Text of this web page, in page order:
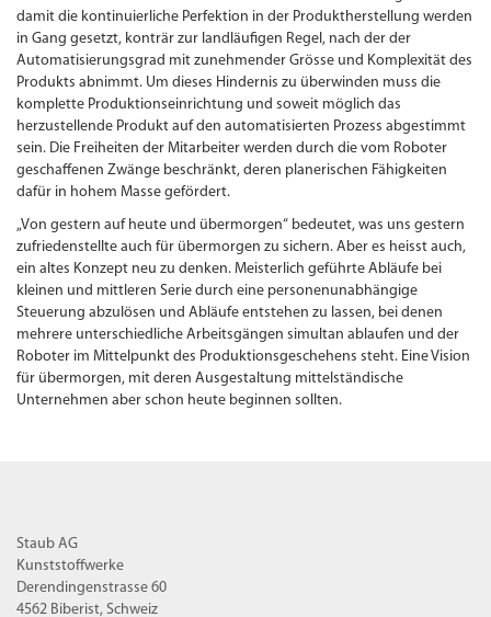
damit die kontinuierliche Perfektion in der Produktherstellung werden
in Gang gesetzt, konträr zur landläufigen Regel, nach der der
Automatisierungsgrad mit zunehmender Grösse und Komplexität des
Produkts abnimmt. Um dieses Hindernis zu überwinden muss die
komplette Produktionseinrichtung und soweit möglich das
herzustellende Produkt auf den automatisierten Prozess abgestimmt
sein. Die Freiheiten der Mitarbeiter werden durch die vom Roboter
geschaffenen Zwänge beschränkt, deren planerischen Fähigkeiten
dafür in hohem Masse gefördert.
„Von gestern auf heute und übermorgen“ bedeutet, was uns gestern
zufriedenstellte auch für übermorgen zu sichern. Aber es heisst auch,
ein altes Konzept neu zu denken. Meisterlich geführte Abläufe bei
kleinen und mittleren Serie durch eine personenunabhängige
Steuerung abzulösen und Abläufe entstehen zu lassen, bei denen
mehrere unterschiedliche Arbeitsgängen simultan ablaufen und der
Roboter im Mittelpunkt des Produktionsgeschehens steht. Eine Vision
für übermorgen, mit deren Ausgestaltung mittelständische
Unternehmen aber schon heute beginnen sollten.
Staub AG
Kunststoffwerke
Derendingenstrasse 60
4562 Biberist, Schweiz